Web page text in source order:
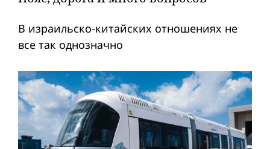
В израильско-китайских отношениях не
все так однозначно